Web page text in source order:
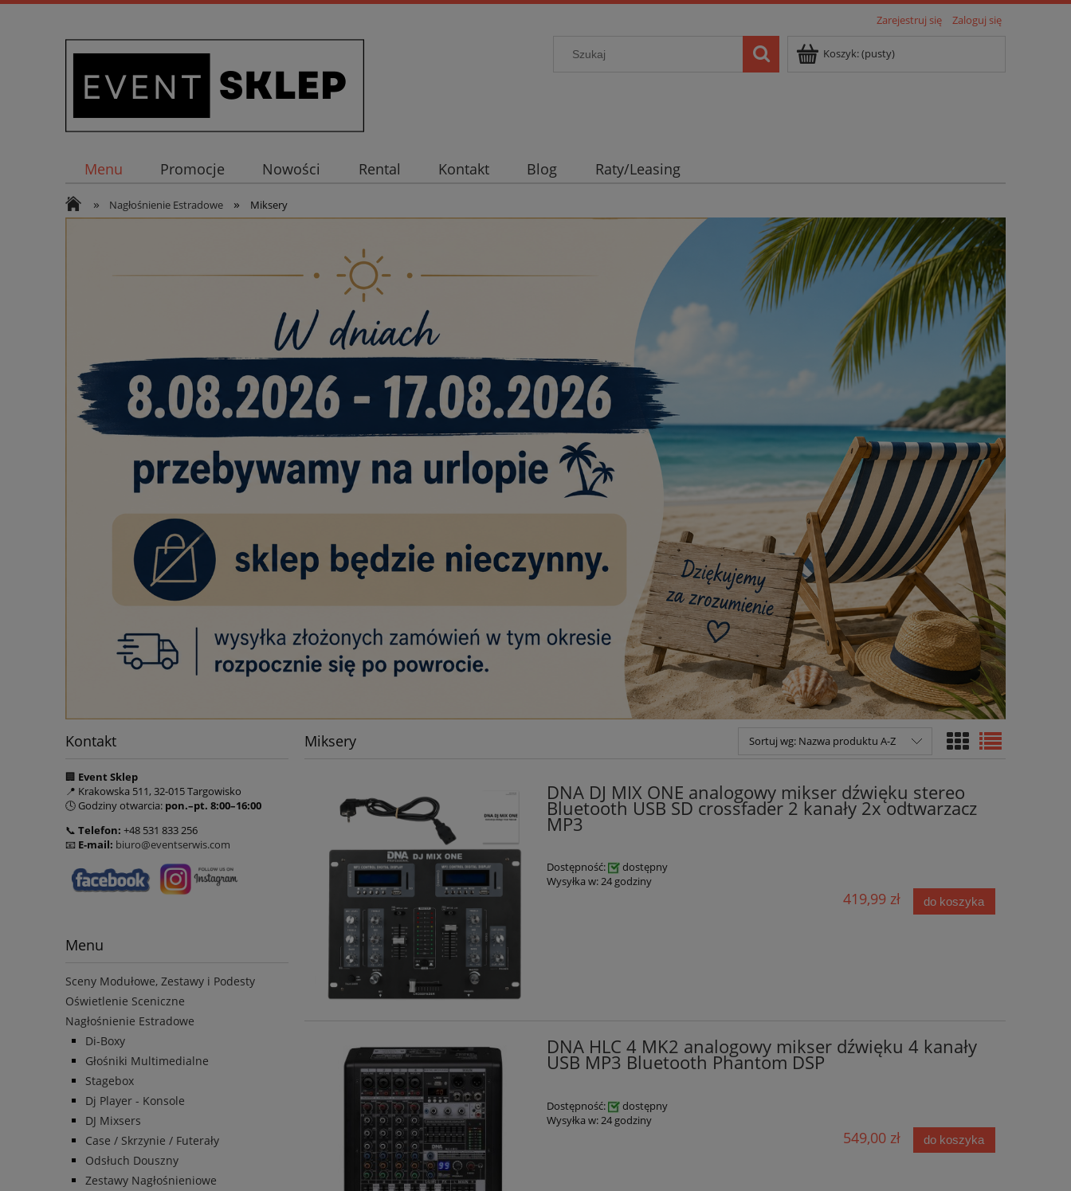
Zarejestruj się Zaloguj się
Koszyk:(pusty)
Menu Promocje Nowości Rental Kontakt Blog Raty/Leasing
» Nagłośnienie Estradowe » Miksery
Kontakt
🏢 Event Sklep
📍 Krakowska 511, 32-015 Targowisko
🕓 Godziny otwarcia: pon.–pt. 8:00–16:00
📞 Telefon: +48 531 833 256
📧 E-mail: biuro@eventserwis.com
Menu
Sceny Modułowe, Zestawy i Podesty
Oświetlenie Sceniczne
Nagłośnienie Estradowe
Di-Boxy
Głośniki Multimedialne
Stagebox
Dj Player - Konsole
DJ Mixsers
Case / Skrzynie / Futerały
Odsłuch Douszny
Zestawy Nagłośnieniowe
Miksery Sortuj wg: Nazwa produktu A-Z
DNA DJ MIX ONE analogowy mikser dźwięku stereo
Bluetooth USB SD crossfader 2 kanały 2x odtwarzacz
MP3
Dostępność:
dostępny
Wysyłka w:24 godziny
419,99 zł do koszyka
DNA HLC 4 MK2 analogowy mikser dźwięku 4 kanały
USB MP3 Bluetooth Phantom DSP
Dostępność:
dostępny
Wysyłka w:24 godziny
549,00 zł do koszyka